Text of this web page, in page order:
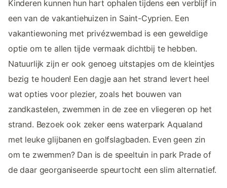
Kinderen kunnen hun hart ophalen tijdens een verblijf in
een van de vakantiehuizen in Saint-Cyprien. Een
vakantiewoning met privézwembad is een geweldige
optie om te allen tijde vermaak dichtbij te hebben.
Natuurlijk zijn er ook genoeg uitstapjes om de kleintjes
bezig te houden! Een dagje aan het strand levert heel
wat opties voor plezier, zoals het bouwen van
zandkastelen, zwemmen in de zee en vliegeren op het
strand. Bezoek ook zeker eens waterpark Aqualand
met leuke glijbanen en golfslagbaden. Even geen zin
om te zwemmen? Dan is de speeltuin in park Prade of
de daar georganiseerde speurtocht een slim alternatief.